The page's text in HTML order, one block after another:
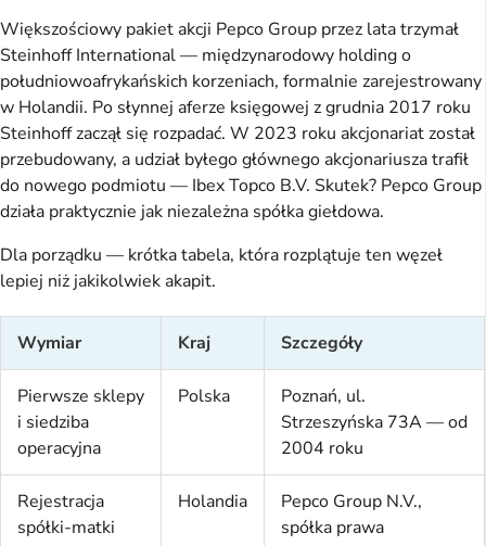
Większościowy pakiet akcji Pepco Group przez lata trzymał
Steinhoff International — międzynarodowy holding o
południowoafrykańskich korzeniach, formalnie zarejestrowany
w Holandii. Po słynnej aferze księgowej z grudnia 2017 roku
Steinhoff zaczął się rozpadać. W 2023 roku akcjonariat został
przebudowany, a udział byłego głównego akcjonariusza trafił
do nowego podmiotu — Ibex Topco B.V. Skutek? Pepco Group
działa praktycznie jak niezależna spółka giełdowa.
Dla porządku — krótka tabela, która rozplątuje ten węzeł
lepiej niż jakikolwiek akapit.
Wymiar Kraj Szczegóły
Pierwsze sklepy
i siedziba
operacyjna
Polska
Poznań, ul.
Strzeszyńska 73A — od
2004 roku
Rejestracja
spółki-matki
Holandia
Pepco Group N.V.,
spółka prawa